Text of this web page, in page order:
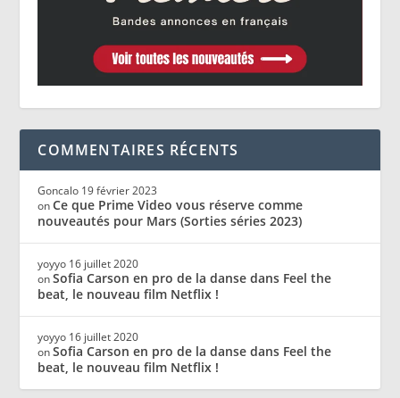
COMMENTAIRES RÉCENTS
Goncalo 19 février 2023
onCe que Prime Video vous réserve comme
nouveautés pour Mars (Sorties séries 2023)
yoyyo 16 juillet 2020
onSofia Carson en pro de la danse dans Feel the
beat, le nouveau film Netflix !
yoyyo 16 juillet 2020
onSofia Carson en pro de la danse dans Feel the
beat, le nouveau film Netflix !